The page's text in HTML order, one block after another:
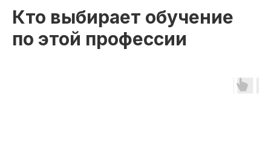
Кто выбирает обучение
по этой профессии